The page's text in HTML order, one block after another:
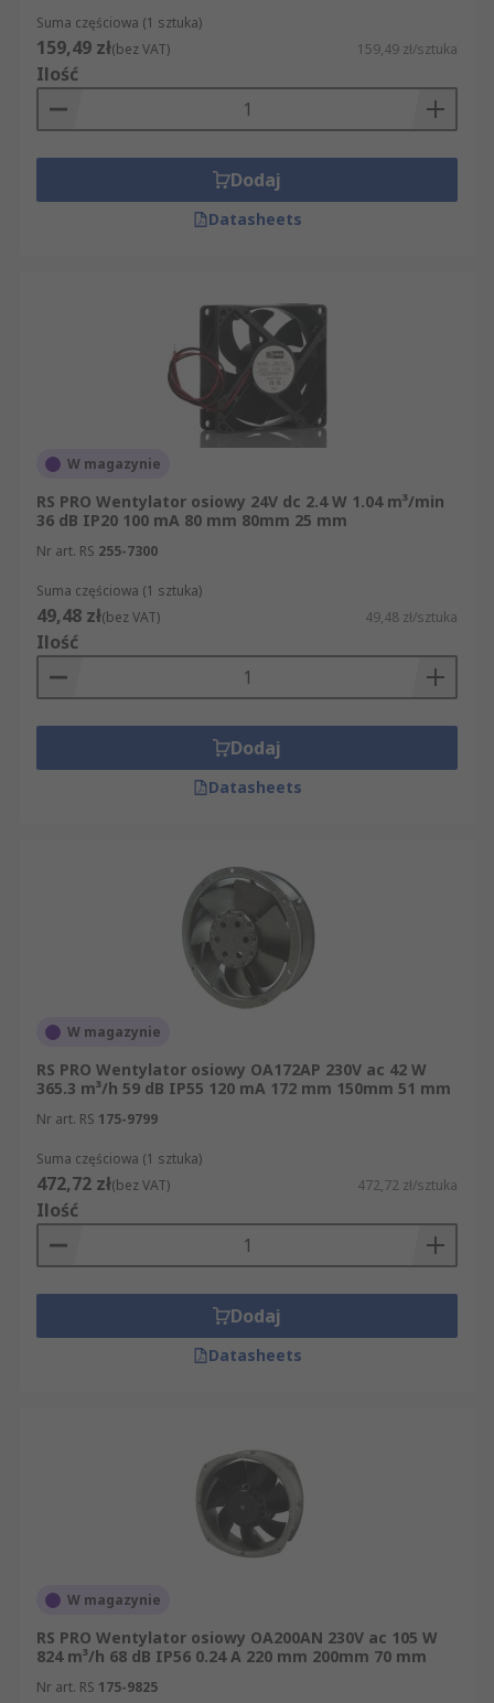
Suma częściowa (1 sztuka)
159,49 zł(bez VAT) 159,49 zł/sztuka
Ilość
Dodaj
Datasheets
W magazynie
RS PRO Wentylator osiowy 24V dc 2.4 W 1.04 m³/min
36 dB IP20 100 mA 80 mm 80mm 25 mm
Nr art. RS 255-7300
Suma częściowa (1 sztuka)
49,48 zł(bez VAT) 49,48 zł/sztuka
Ilość
Dodaj
Datasheets
W magazynie
RS PRO Wentylator osiowy OA172AP 230V ac 42 W
365.3 m³/h 59 dB IP55 120 mA 172 mm 150mm 51 mm
Nr art. RS 175-9799
Suma częściowa (1 sztuka)
472,72 zł(bez VAT) 472,72 zł/sztuka
Ilość
Dodaj
Datasheets
W magazynie
RS PRO Wentylator osiowy OA200AN 230V ac 105 W
824 m³/h 68 dB IP56 0.24 A 220 mm 200mm 70 mm
Nr art. RS 175-9825